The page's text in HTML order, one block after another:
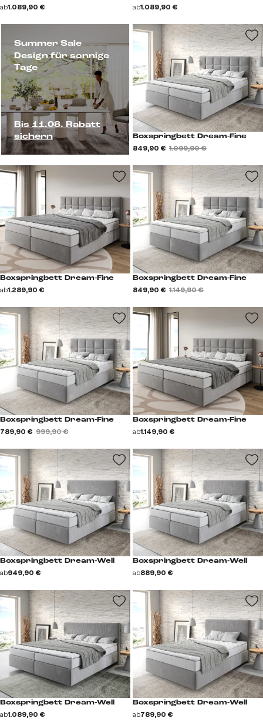
Summer Sale
Design für sonnige
Tage
Bis 11.08. Rabatt
sichern
ab1.089,90 € ab1.089,90 €
Boxspringbett Dream-Fine
849,90 € 1.099,90 €
Boxspringbett Dream-Fine
ab1.289,90 €
Boxspringbett Dream-Fine
849,90 € 1.149,90 €
Boxspringbett Dream-Fine
789,90 € 999,90 €
Boxspringbett Dream-Fine
ab1.149,90 €
Boxspringbett Dream-Well
ab949,90 €
Boxspringbett Dream-Well
ab889,90 €
Boxspringbett Dream-Well
ab1.089,90 €
Boxspringbett Dream-Well
ab789,90 €